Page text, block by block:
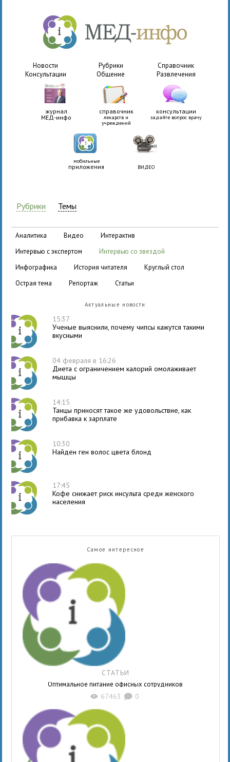
Новости Рубрики
Справочник
Консультации
Общение Развлечения
журнал
МЕД-инфо
справочник
лекарств и
учреждений
консультации
задайте вопрос врачу
мобильные
приложения ВИДЕО
Рубрики Темы
аналитика видео
интерактив
интервью с экспертом
интервью со звездой
инфографика
история читателя
круглый стол
острая тема
репортаж статьи
Актуальные новости
15:37
Ученые выяснили, почему чипсы кажутся такими
вкусными
04 февраля в 16:26
Диета с ограничением калорий омолаживает
мышцы
14:15
Танцы приносят такое же удовольствие, как
прибавка к зарплате
10:30
Найден ген волос цвета блонд
17:45
Кофе снижает риск инсульта среди женского
населения
Самое интересное
СТАТЬИ
Оптимальное питание офисных сотрудников
X 67463 K 0